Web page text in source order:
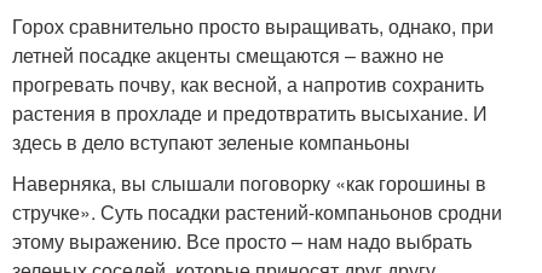
Горох сравнительно просто выращивать, однако, при
летней посадке акценты смещаются – важно не
прогревать почву, как весной, а напротив сохранить
растения в прохладе и предотвратить высыхание. И
здесь в дело вступают зеленые компаньоны
Наверняка, вы слышали поговорку «как горошины в
стручке». Суть посадки растений-компаньонов сродни
этому выражению. Все просто – нам надо выбрать